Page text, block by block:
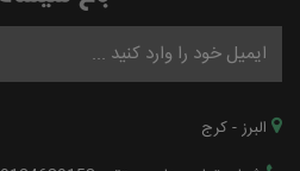
البرز - کرج